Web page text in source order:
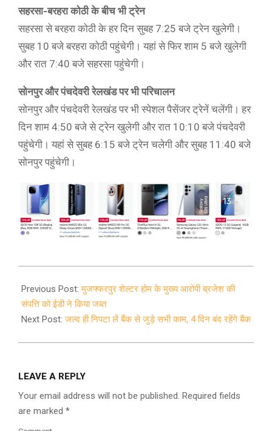
सहरसा-बरहरा कोठी के बीच भी ट्रेन
सहरसा से बरहरा कोठी के हर दिन सुबह 7:25 बजे ट्रेन खुलेगी।
सुबह 10 बजे बरहरा कोठी पहुंचेगी। यहां से फिर शाम 5 बजे खुलेगी
और रात 7:40 बजे सहरसा पहुंचेगी।
सोनपुर और पंचदेवरी रेलखंड पर भी परिचालन
सोनपुर और पंचदेवरी रेलखंड पर भी स्पेशल पैसेंजर ट्रेनें चलेंगी। हर
दिन शाम 4:50 बजे से ट्रेन खुलेगी और रात 10:10 बजे पंचदेवरी
पहुंचेगी। यहां से सुबह 6:15 बजे ट्रेन चलेगी और सुबह 11:40 बजे
सोनपुर पहुंचेगी।
03-
04
Previous Post:मुजफ्फरपुर शेल्टर होम के मुख्य आरोपी ब्रजेश की
संपत्ति को ईडी ने किया जब्त
Next Post:जल्द ही निपटा लें बैंक से जुड़े सभी काम, 4 दिन बंद रहेंगे बैंक
LEAVE A REPLY
Your email address will not be published. Required fields
are marked *